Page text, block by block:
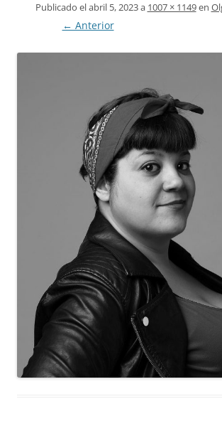
Publicado elabril 5, 2023a 1007 × 1149en
← Anterior